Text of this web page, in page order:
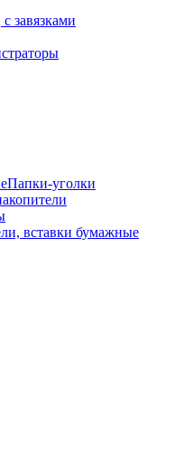
завязками
уголки
вставки бумажные